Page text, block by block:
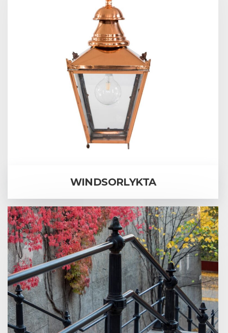
WINDSORLYKTA